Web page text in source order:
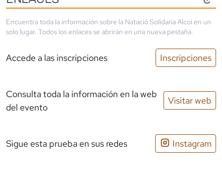
Encuentra toda la información sobre la Natació Solidaria Alcoi en un
solo lugar. Todos los enlaces se abrirán en una nueva pestaña.
Accede a las inscripciones Inscripciones
Consulta toda la información en la web
del evento
Visitar web
Sigue esta prueba en sus redes Instagram